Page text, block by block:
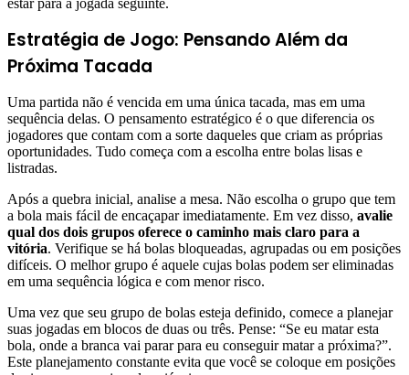
estar para a jogada seguinte.
Estratégia de Jogo: Pensando Além da
Próxima Tacada
Uma partida não é vencida em uma única tacada, mas em uma
sequência delas. O pensamento estratégico é o que diferencia os
jogadores que contam com a sorte daqueles que criam as próprias
oportunidades. Tudo começa com a escolha entre bolas lisas e
listradas.
Após a quebra inicial, analise a mesa. Não escolha o grupo que tem
a bola mais fácil de encaçapar imediatamente. Em vez disso, avalie
qual dos dois grupos oferece o caminho mais claro para a
vitória. Verifique se há bolas bloqueadas, agrupadas ou em posições
difíceis. O melhor grupo é aquele cujas bolas podem ser eliminadas
em uma sequência lógica e com menor risco.
Uma vez que seu grupo de bolas esteja definido, comece a planejar
suas jogadas em blocos de duas ou três. Pense: “Se eu matar esta
bola, onde a branca vai parar para eu conseguir matar a próxima?”.
Este planejamento constante evita que você se coloque em posições